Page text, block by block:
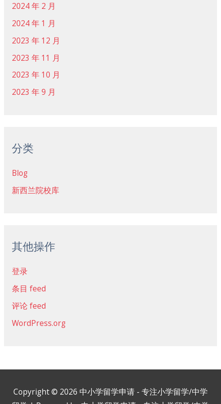
2024 年 2 月
2024 年 1 月
2023 年 12 月
2023 年 11 月
2023 年 10 月
2023 年 9 月
分类
Blog
新西兰院校库
其他操作
登录
条目 feed
评论 feed
WordPress.org
Copyright © 2026 中小学留学申请 - 专注小学留学/中学